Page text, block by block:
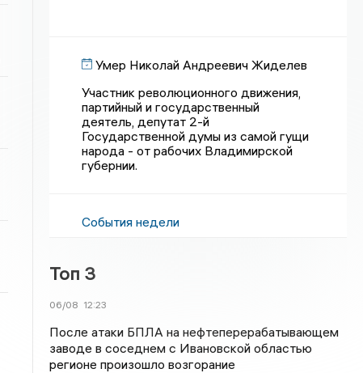
Умер Николай Андреевич Жиделев
Участник революционного движения,
партийный и государственный
деятель, депутат 2-й
Государственной думы из самой гущи
народа - от рабочих Владимирской
губернии.
События недели
Топ 3
06/08 12:23
После атаки БПЛА на нефтеперерабатывающем
заводе в соседнем с Ивановской областью
регионе произошло возгорание